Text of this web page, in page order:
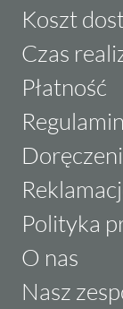
Koszt
Czas
Płatność
Regulamin
Polityka
O nas
Nasz